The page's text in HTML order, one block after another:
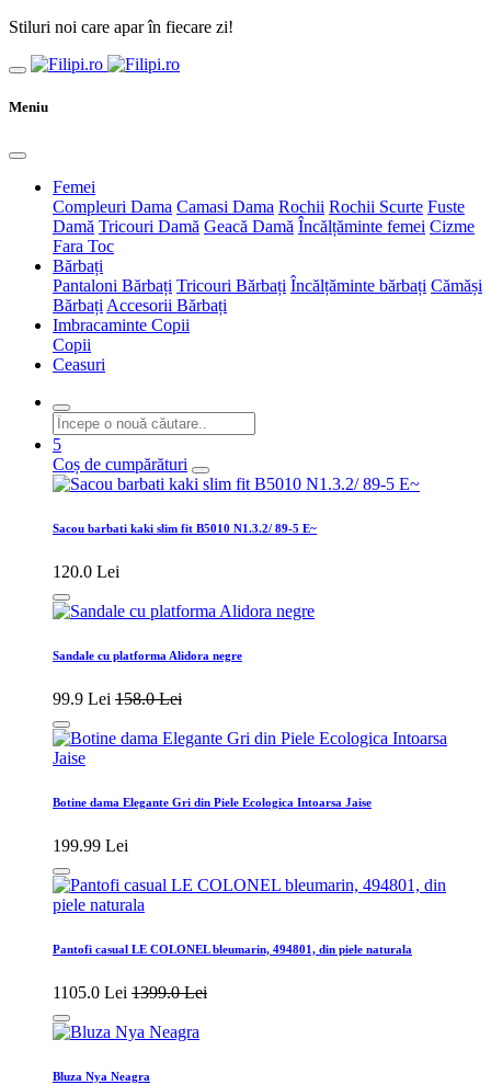
Stiluri noi care apar în fiecare zi!
Meniu
Femei
Compleuri Dama Camasi Dama Rochii Rochii Scurte Fuste
Damă Tricouri Damă Geacă Damă Încălțăminte femei Cizme
Fara Toc
Bărbați
Pantaloni Bărbați Tricouri Bărbați Încălțăminte bărbați Cămăși
Bărbați Accesorii Bărbați
Imbracaminte Copii
Copii
Ceasuri
5
Coș de cumpărături
Sacou barbati kaki slim fit B5010 N1.3.2/ 89-5 E~
120.0 Lei
Sandale cu platforma Alidora negre
99.9 Lei 158.0 Lei
Botine dama Elegante Gri din Piele Ecologica Intoarsa Jaise
199.99 Lei
Pantofi casual LE COLONEL bleumarin, 494801, din piele naturala
1105.0 Lei 1399.0 Lei
Bluza Nya Neagra